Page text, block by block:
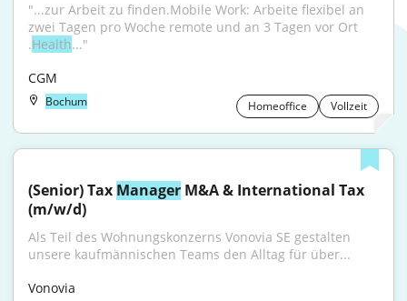
"...zur Arbeit zu finden.Mobile Work: Arbeite flexibel an
zwei Tagen pro Woche remote und an 3 Tagen vor Ort
.Health..."
CGM
Bochum Homeoffice Vollzeit
(Senior) Tax Manager M&A & International Tax
(m/w/d)
Als Teil des Wohnungskonzerns Vonovia SE gestalten
unsere kaufmännischen Teams den Alltag für über...
Vonovia